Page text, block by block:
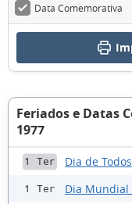
Data Comemorativa
Feriados e Datas
1977
1 Ter Dia de
1 Ter Dia Mundial